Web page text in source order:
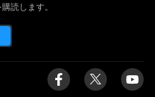
読します。